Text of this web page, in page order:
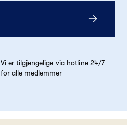
Vi er tilgjengelige via hotline 24/7
for alle medlemmer